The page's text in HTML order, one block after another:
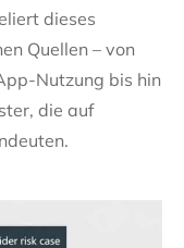
dieses
Quellen – von
Nutzung bis hin
die auf